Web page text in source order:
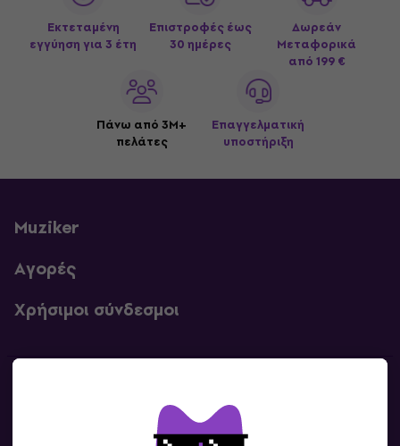
Εκτεταμένη
εγγύηση για 3 έτη
Επιστροφές έως
30 ημέρες
Δωρεάν
Μεταφορικά
από 199 €
Πάνω από 3M+
πελάτες
Επαγγελματική
υποστήριξη
Muziker
Αγορές
Χρήσιμοι σύνδεσμοι
Επικοινωνία